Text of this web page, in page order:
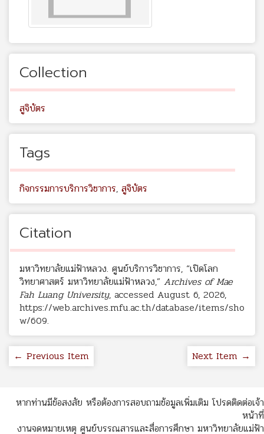
Collection
สูจิบัตร
Tags
กิจกรรมการบริการวิชาการ, สูจิบัตร
Citation
มหาวิทยาลัยแม่ฟ้าหลวง. ศูนย์บริการวิชาการ, “เปิดโลก
วิทยาศาสตร์ มหาวิทยาลัยแม่ฟ้าหลวง,” Archives of Mae
Fah Luang University, accessed August 6, 2026,
https://web.archives.mfu.ac.th/database/items/sho
w/609.
← Previous Item Next Item →
หากท่านมีข้อสงสัย หรือต้องการสอบถามข้อมูลเพิ่มเติม โปรดติดต่อเจ้า
หน้าที่
งานจดหมายเหตุ ศูนย์บรรณสารและสื่อการศึกษา มหาวิทยาลัยแม่ฟ้า